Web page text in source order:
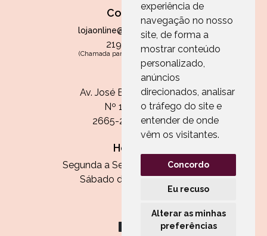
experiência de
navegação no nosso
site, de forma a
mostrar conteúdo
personalizado,
anúncios
direcionados, analisar
o tráfego do site e
entender de onde
vêm os visitantes.
Concordo
Eu recuso
Alterar as minhas
preferências
Contactos
lojaonline@paperandarts.pt
219 862 836
(Chamada para a rede fixa nacional)
Loja
Av. José Batista Antunes
Nº 11, Loja 10
2665-236 Malveira
Horário:
Segunda a Sexta das 13h às 20h
Sábado das 9h30 às 13h